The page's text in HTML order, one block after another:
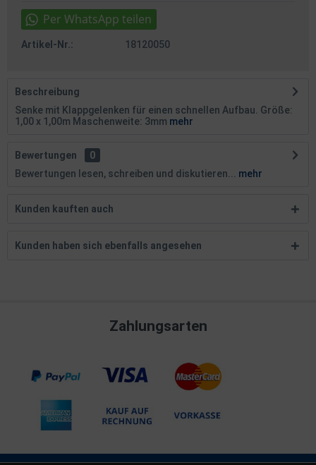
Artikel-Nr.: 18120050
Beschreibung
Senke mit Klappgelenken für einen schnellen Aufbau. Größe:
1,00 x 1,00m Maschenweite: 3mm mehr
Bewertungen
0
Bewertungen lesen, schreiben und diskutieren...
mehr
Kunden kauften auch
Kunden haben sich ebenfalls angesehen
Zahlungsarten